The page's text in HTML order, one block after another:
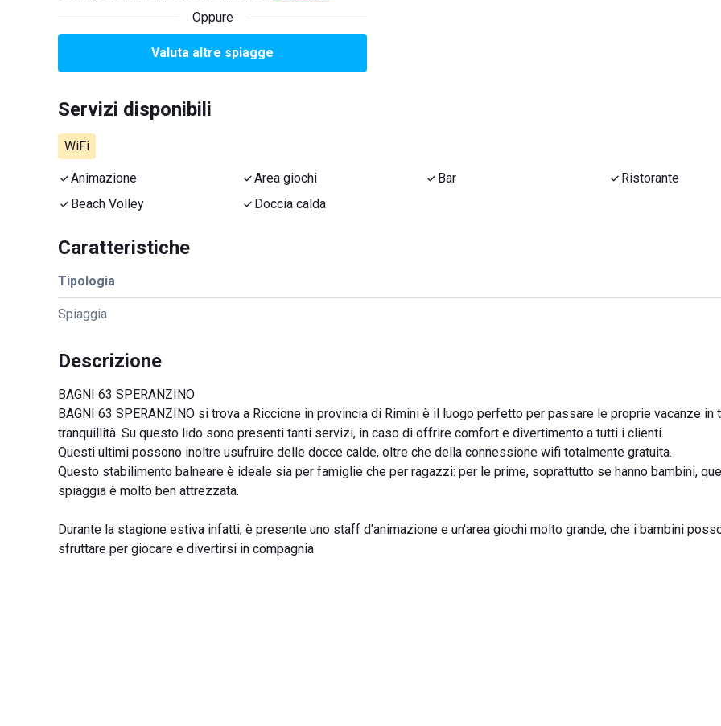
Oppure
Valuta altre spiagge
Servizi disponibili
WiFi
Animazione Area giochi Bar
Ristorante
Beach Volley
Doccia calda
Caratteristiche
Tipologia
Spiaggia
Descrizione
BAGNI 63 SPERANZINO
BAGNI 63 SPERANZINO si trova a Riccione in provincia di Rimini è il luogo perfetto per passare le proprie vacanze in
tranquillità. Su questo lido sono presenti tanti servizi, in caso di offrire comfort e divertimento a tutti i clienti.
Questi ultimi possono inoltre usufruire delle docce calde, oltre che della connessione wifi totalmente gratuita.
Questo stabilimento balneare è ideale sia per famiglie che per ragazzi: per le prime, soprattutto se hanno bambini,
spiaggia è molto ben attrezzata.
Durante la stagione estiva infatti, è presente uno staff d'animazione e un'area giochi molto grande, che i bambini
sfruttare per giocare e divertirsi in compagnia.